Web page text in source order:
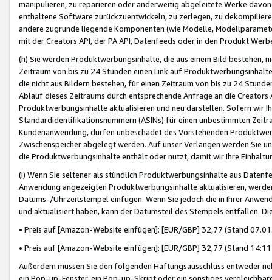
manipulieren, zu reparieren oder anderweitig abgeleitete Werke
enthaltene Software zurückzuentwickeln, zu zerlegen, zu
andere zugrunde liegende Komponenten (wie Modelle,
mit der Creators API, der PA API, Datenfeeds oder in den Produkt
(h) Sie werden Produktwerbungsinhalte, die aus einem Bild bestehen,
Zeitraum von bis zu 24 Stunden einen Link auf
die nicht aus Bildern bestehen, für einen Zeitraum von bis zu 24
Ablauf dieses Zeitraums durch entsprechende Anfrage an die
Produktwerbungsinhalte aktualisieren und neu darstellen. Sofern wir
Standardidentifikationsnummern (ASINs) für einen unbestimmten
Kundenanwendung, dürfen unbeschadet des Vorstehenden
Zwischenspeicher abgelegt werden. Auf unser Verlangen werden Sie
die Produktwerbungsinhalte enthält oder nutzt, damit wir Ihre
(i) Wenn Sie seltener als stündlich Produktwerbungsinhalte aus
Anwendung angezeigten Produktwerbungsinhalte aktualisieren,
Datums-/Uhrzeitstempel einfügen. Wenn Sie jedoch die in Ihrer
und aktualisiert haben, kann der Datumsteil des Stempels entfallen.
• Preis auf [Amazon-Website einfügen]: [EUR/GBP] 32,77 (Stand
• Preis auf [Amazon-Website einfügen]: [EUR/GBP] 32,77 (Stand
Außerdem müssen Sie den folgenden Haftungsausschluss entweder
ein Pop-up-Fenster, ein Pop-up-Skript oder ein sonstiges